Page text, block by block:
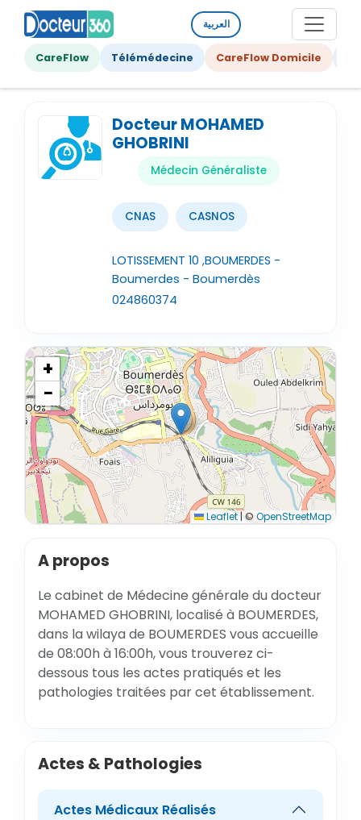
العربية
CareFlow Télémédecine CareFlow Domicile
Docteur MOHAMED
GHOBRINI
Médecin Généraliste
CNAS CASNOS
LOTISSEMENT 10 ,BOUMERDES -
Boumerdes - Boumerdès
024860374
+
−
Leaflet|©OpenStreetMap
A propos
Le cabinet de Médecine générale du docteur
MOHAMED GHOBRINI, localisé à BOUMERDES,
dans la wilaya de BOUMERDES vous accueille
de 08:00h à 16:00h, vous trouverez ci-
dessous tous les actes pratiqués et les
pathologies traitées par cet établissement.
Actes & Pathologies
Actes Médicaux Réalisés